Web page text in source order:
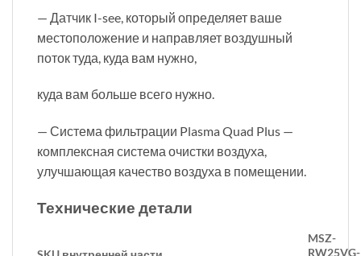
— Датчик I-see, который определяет ваше
местоположение и направляет воздушный
поток туда, куда вам нужно,
куда вам больше всего нужно.
— Система фильтрации Plasma Quad Plus —
комплексная система очистки воздуха,
улучшающая качество воздуха в помещении.
Технические детали
MSZ-
RW25VG-